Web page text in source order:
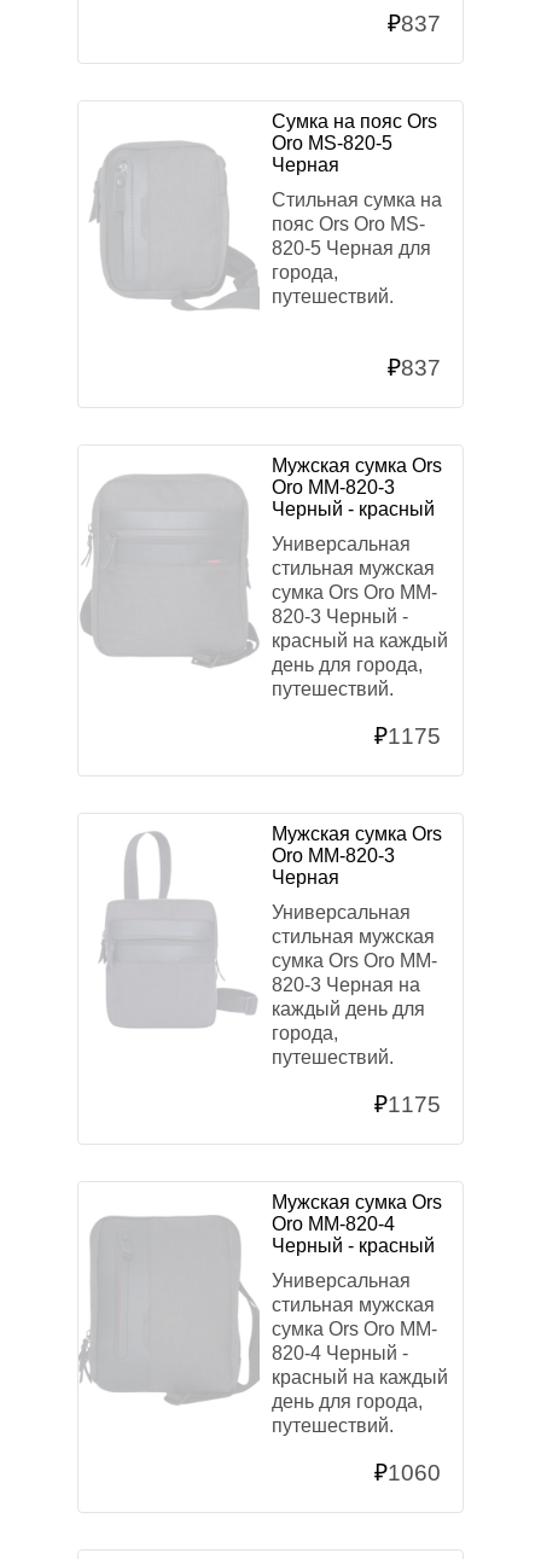
₽837
Сумка на пояс Ors
Oro MS-820-5
Черная
Стильная сумка на
пояс Ors Oro MS-
820-5 Черная для
города,
путешествий.
₽837
Мужская сумка Ors
Oro MM-820-3
Черный - красный
Универсальная
стильная мужская
сумка Ors Oro MM-
820-3 Черный -
красный на каждый
день для города,
путешествий.
₽1175
Мужская сумка Ors
Oro MM-820-3
Черная
Универсальная
стильная мужская
сумка Ors Oro MM-
820-3 Черная на
каждый день для
города,
путешествий.
₽1175
Мужская сумка Ors
Oro MM-820-4
Черный - красный
Универсальная
стильная мужская
сумка Ors Oro MM-
820-4 Черный -
красный на каждый
день для города,
путешествий.
₽1060